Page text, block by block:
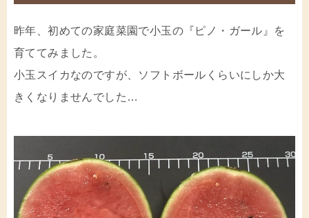
昨年、初めての家庭菜園で小玉の『ピノ・ガール』を
育ててみました。
小玉スイカなのですが、ソフトボールくらいにしか大
きくなりませんでした…